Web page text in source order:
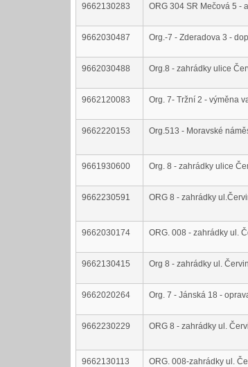
9662130283 ORG 304 SR Mečová 5 -
9662030487 Org.-7 - Zderadova 3 -
9662030488 Org.8 - zahrádky ulice
9662120083 Org. 7- Tržní 2 - výměna
9662220153 Org.513 - Moravské
9661930600 Org. 8 - zahrádky ulice
9662230591 ORG 8 - zahrádky
9662030174 ORG. 008 - zahrádky ul.
9662130415 Org 8 - zahrádky ul.
9662020264 Org. 7 - Jánská 18 -
9662230229 ORG 8 - zahrádky ul.
9662130113 ORG. 008-zahrádky ul.